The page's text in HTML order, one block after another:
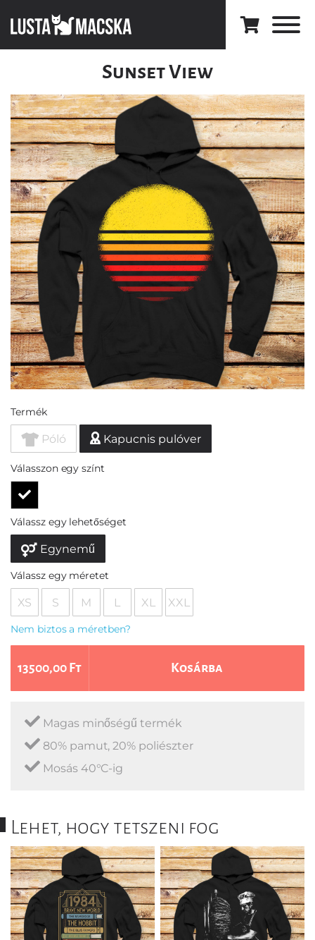
Sunset View
Termék
Póló Kapucnis pulóver
Válasszon egy színt
Válassz egy lehetőséget
Egynemű
Válassz egy méretet
XS S M L XL XXL
Nem biztos a méretben?
13500,00 Ft Kosárba
Magas minőségű termék
80% pamut, 20% poliészter
Mosás 40°C-ig
Lehet, hogy tetszeni fog